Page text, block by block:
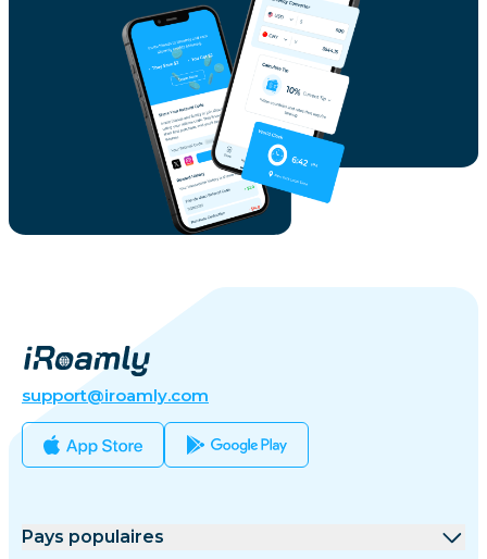
support@iroamly.com
Pays populaires